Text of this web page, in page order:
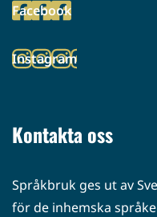
palveluun)
Facebook
(siirryt
palveluun)
Instagram
(siirryt
Kontakta oss
Språkbruk ges ut av
för de inhemska